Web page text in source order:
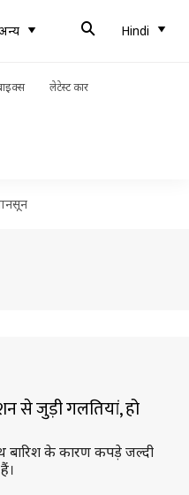
Hindi
लेटेस्ट कार
से जुड़ी गलतियां, हो
बारिश के कारण कपड़े जल्दी